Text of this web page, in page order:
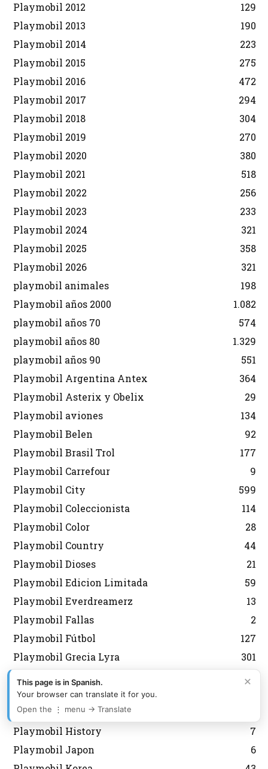
Playmobil 2012
129
Playmobil 2013
190
Playmobil 2014
223
Playmobil 2015
275
Playmobil 2016
472
Playmobil 2017
294
Playmobil 2018
304
Playmobil 2019
270
Playmobil 2020
380
Playmobil 2021
518
Playmobil 2022
256
Playmobil 2023
233
Playmobil 2024
321
Playmobil 2025
358
Playmobil 2026
321
playmobil animales
198
Playmobil años 2000
1.082
playmobil años 70
574
playmobil años 80
1.329
playmobil años 90
551
Playmobil Argentina Antex
364
Playmobil Asterix y Obelix
29
Playmobil aviones
134
Playmobil Belen
92
Playmobil Brasil Trol
177
Playmobil Carrefour
9
Playmobil City
599
Playmobil Coleccionista
114
Playmobil Color
28
Playmobil Country
44
Playmobil Dioses
21
Playmobil Edicion Limitada
59
Playmobil Everdreamerz
13
Playmobil Fallas
2
Playmobil Fútbol
127
Playmobil Grecia Lyra
301
Playmobil Heidi
Playmobil Heroes
Playmobil History
7
Playmobil Japon
6
×
This page is in Spanish.
Your browser can translate it for you.
Open the ⋮ menu → Translate